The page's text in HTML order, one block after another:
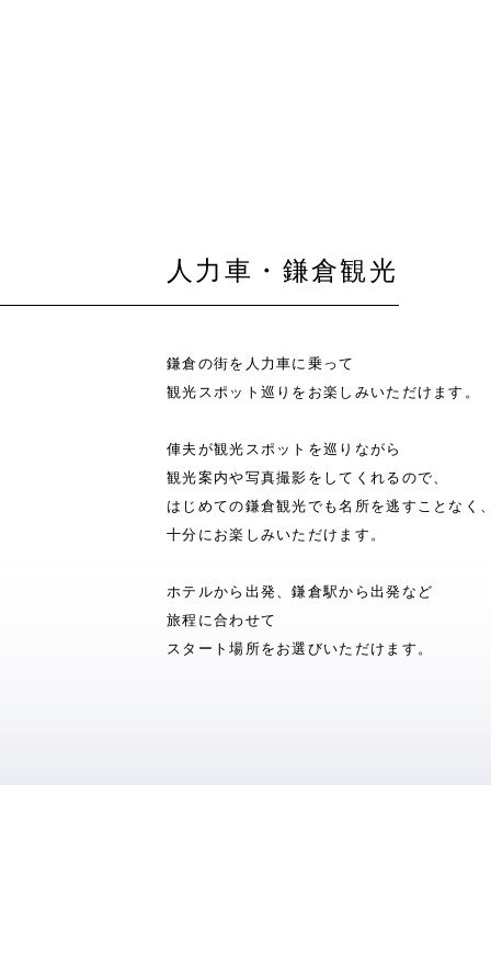
人力車・鎌倉観光
鎌倉の街を人力車に乗って
観光スポット巡りをお楽しみいただけます。
俥夫が観光スポットを巡りながら
観光案内や写真撮影をしてくれるので、
はじめての鎌倉観光でも名所を逃すことなく
十分にお楽しみいただけます。
ホテルから出発、鎌倉駅から出発など
旅程に合わせて
スタート場所をお選びいただけます。